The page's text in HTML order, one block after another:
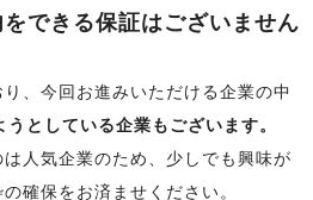
できる保証はございません
、今回お進みいただける企業の中
としている企業もございます。
は人気企業のため、少しでも興味が
確保をお済ませください。